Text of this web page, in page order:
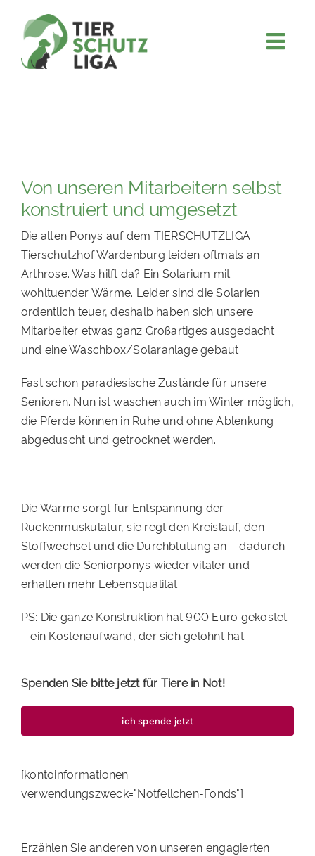
content
FÖRDERN & VERERBEN
KOOPERATIONEN
4KIDS
TIERHEIMTIERE
TIERHEIME
PATENSCHAFTEN
RATGEBER
Von unseren Mitarbeitern selbst
konstruiert und umgesetzt
Die alten Ponys auf dem TIERSCHUTZLIGA
Tierschutzhof Wardenburg leiden oftmals an
Arthrose. Was hilft da? Ein Solarium mit
wohltuender Wärme. Leider sind die Solarien
ordentlich teuer, deshalb haben sich unsere
Mitarbeiter etwas ganz Großartiges ausgedacht
und eine Waschbox/Solaranlage gebaut.
Fast schon paradiesische Zustände für unsere
Senioren. Nun ist waschen auch im Winter möglich,
die Pferde können in Ruhe und ohne Ablenkung
abgeduscht und getrocknet werden.
Die Wärme sorgt für Entspannung der
Rückenmuskulatur, sie regt den Kreislauf, den
Stoffwechsel und die Durchblutung an – dadurch
werden die Seniorponys wieder vitaler und
erhalten mehr Lebensqualität.
PS: Die ganze Konstruktion hat 900 Euro gekostet
– ein Kostenaufwand, der sich gelohnt hat.
Spenden Sie bitte jetzt für Tiere in Not!
ich spende jetzt
[kontoinformationen
verwendungszweck="Notfellchen-Fonds"]
Erzählen Sie anderen von unseren engagierten